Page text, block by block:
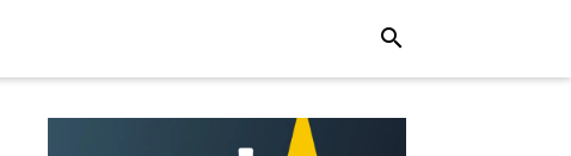
search